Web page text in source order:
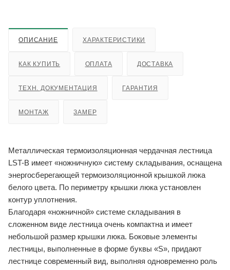
ОПИСАНИЕ ХАРАКТЕРИСТИКИ
КАК КУПИТЬ ОПЛАТА ДОСТАВКА
ТЕХН. ДОКУМЕНТАЦИЯ ГАРАНТИЯ
МОНТАЖ ЗАМЕР
Металлическая термоизоляционная чердачная лестница
LST-B имеет «ножничную» систему складывания, оснащена
энергосберегающей термоизоляционной крышкой люка
белого цвета. По периметру крышки люка установлен
контур уплотнения.
Благодаря «ножничной» системе складывания в
сложенном виде лестница очень компактна и имеет
небольшой размер крышки люка. Боковые элементы
лестницы, выполненные в форме буквы «S», придают
лестнице современный вид, выполняя одновременно роль